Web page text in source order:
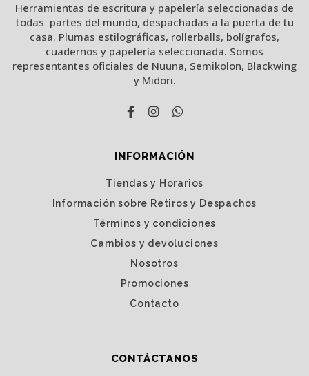
Herramientas de escritura y papelería seleccionadas de
todas partes del mundo, despachadas a la puerta de tu
casa. Plumas estilográficas, rollerballs, bolígrafos,
cuadernos y papelería seleccionada. Somos
representantes oficiales de Nuuna, Semikolon, Blackwing
y Midori.
INFORMACIÓN
Tiendas y Horarios
Información sobre Retiros y Despachos
Términos y condiciones
Cambios y devoluciones
Nosotros
Promociones
Contacto
CONTÁCTANOS